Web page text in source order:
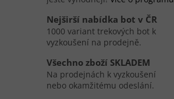
Nejširší nabídka bot v ČR
1000 variant trekových bot k
vyzkoušení na prodejně.
Všechno zboží SKLADEM
Na prodejnách k vyzkoušení
nebo okamžitému odeslání.